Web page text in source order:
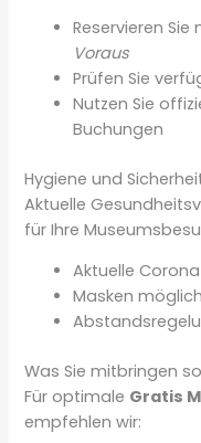
Reservieren
Voraus
Prüfen Sie
Nutzen Sie
Buchungen
Hygiene und
Aktuelle
für Ihre
Aktuelle
Masken
Was Sie mitbringen
Für optimale Gratis
empfehlen wir: